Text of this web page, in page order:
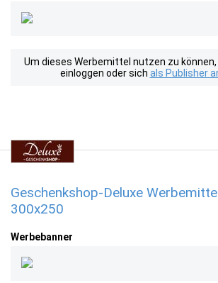
Um dieses Werbemittel nutzen zu
einloggen oder sich als Publisher
Geschenkshop-Deluxe
300x250
Werbebanner